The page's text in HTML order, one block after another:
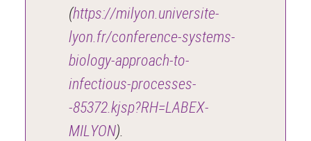
(https://milyon.universite-
lyon.fr/conference-systems-
biology-approach-to-
infectious-processes-
-85372.kjsp?RH=LABEX-
MILYON).